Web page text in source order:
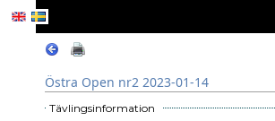
Östra Open nr2 2023-01-14
Tävlingsinformation